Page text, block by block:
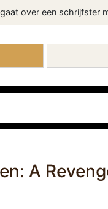
over een schrijfster
A